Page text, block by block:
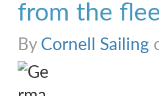
from the
By Cornell Sailing